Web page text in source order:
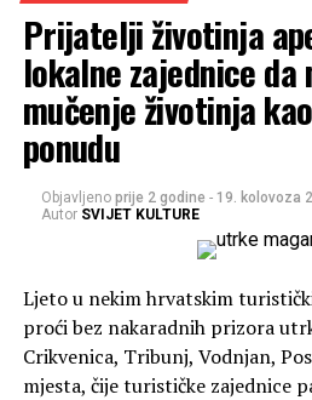
Prijatelji životinja
lokalne zajednice da
mučenje životinja
ponudu
Objavljeno prije 2 godine - 19. kolovoza
Autor SVIJET KULTURE
Ljeto u nekim hrvatskim
proći bez nakaradnih prizora
Crikvenica, Tribunj, Vodnjan,
mjesta, čije turističke zajednice